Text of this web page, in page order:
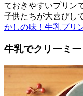
ておきやすいプリン
子供たちが大喜びし
かしの味！牛乳プリ
牛乳でクリーミ